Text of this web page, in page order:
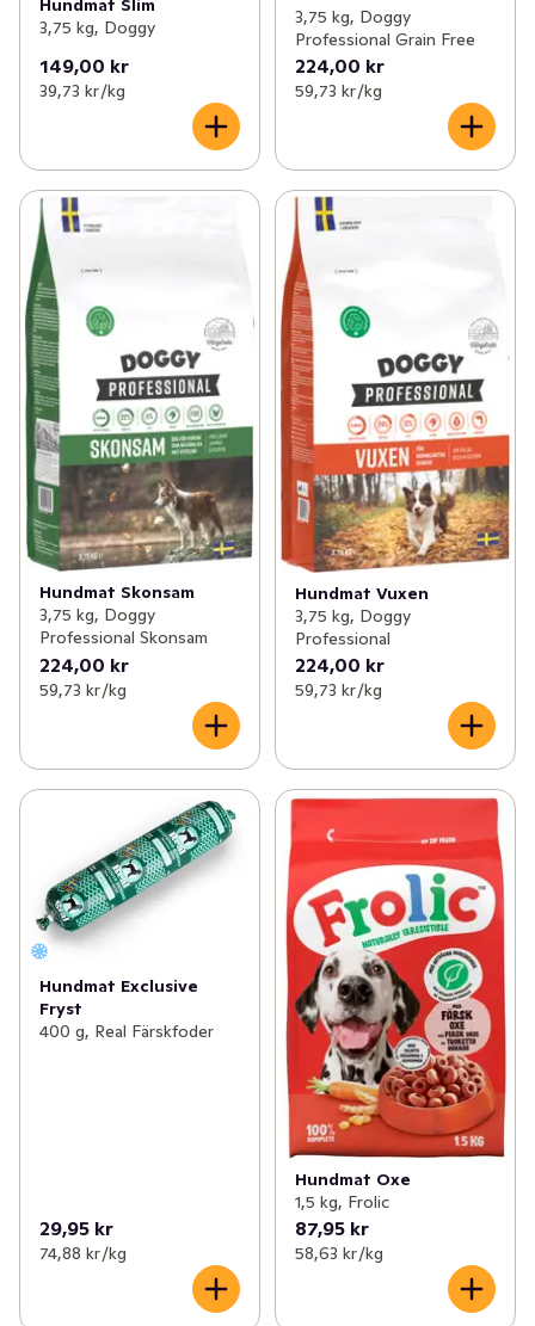
Hundmat Slim
3,75 kg, Doggy
149,00 kr
39,73 kr /kg
3,75 kg, Doggy
Professional Grain Free
224,00 kr
59,73 kr /kg
Hundmat Skonsam
3,75 kg, Doggy
Professional Skonsam
224,00 kr
59,73 kr /kg
Hundmat Vuxen
3,75 kg, Doggy
Professional
224,00 kr
59,73 kr /kg
Hundmat Exclusive
Fryst
400 g, Real Färskfoder
29,95 kr
74,88 kr /kg
Hundmat Oxe
1,5 kg, Frolic
87,95 kr
58,63 kr /kg